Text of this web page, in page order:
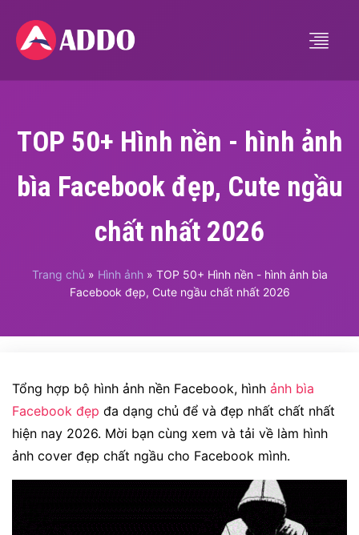
TOP 50+ Hình nền - hình ảnh
bìa Facebook đẹp, Cute ngầu
chất nhất 2026
Trang chủ » Hình ảnh» TOP 50+ Hình nền - hình ảnh bìa
Facebook đẹp, Cute ngầu chất nhất 2026
Tổng hợp bộ hình ảnh nền Facebook, hình ảnh bìa
Facebook đẹp đa dạng chủ để và đẹp nhất chất nhất
hiện nay 2026. Mời bạn cùng xem và tải về làm hình
ảnh cover đẹp chất ngầu cho Facebook mình.